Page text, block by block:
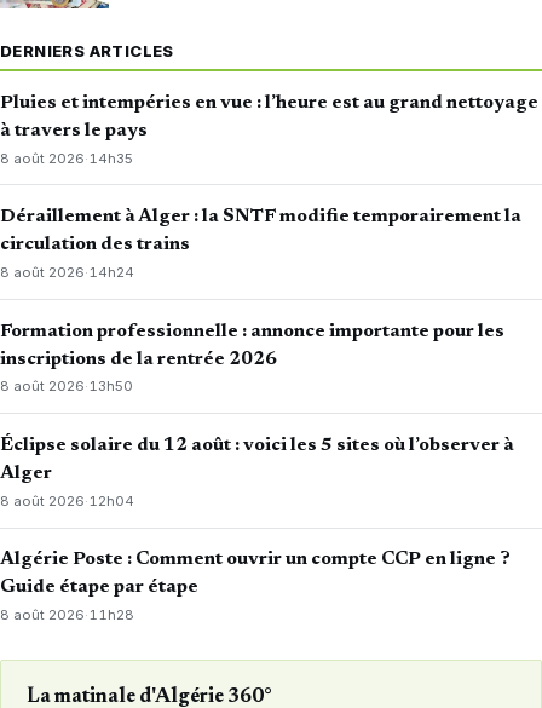
DERNIERS ARTICLES
Pluies et intempéries en vue : l’heure est au grand nettoyage
à travers le pays
8 août 2026· 14h35
Déraillement à Alger : la SNTF modifie temporairement la
circulation des trains
8 août 2026·14h24
Formation professionnelle : annonce importante pour les
inscriptions de la rentrée 2026
8 août 2026·13h50
Éclipse solaire du 12 août : voici les 5 sites où l’observer à
Alger
8 août 2026· 12h04
Algérie Poste : Comment ouvrir un compte CCP en ligne ?
Guide étape par étape
8 août 2026·11h28
La matinale d'Algérie 360°